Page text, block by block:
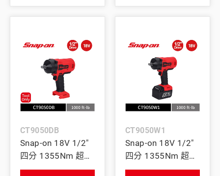
CT9050DB
Snap-on 18V 1/2"
四分 1355Nm 超大
扭力無刷衝擊扳手
CT9050W1
Snap-on 18V 1/2"
四分 1355Nm 超大
扭力無刷衝擊扳手